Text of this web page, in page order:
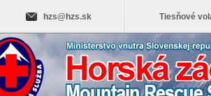
hzs@hzs.sk Tiesňové